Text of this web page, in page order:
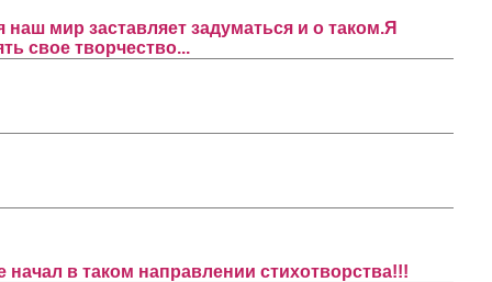
мир заставляет задуматься и о таком.Я
свое творчество...
в таком направлении стихотворства!!!